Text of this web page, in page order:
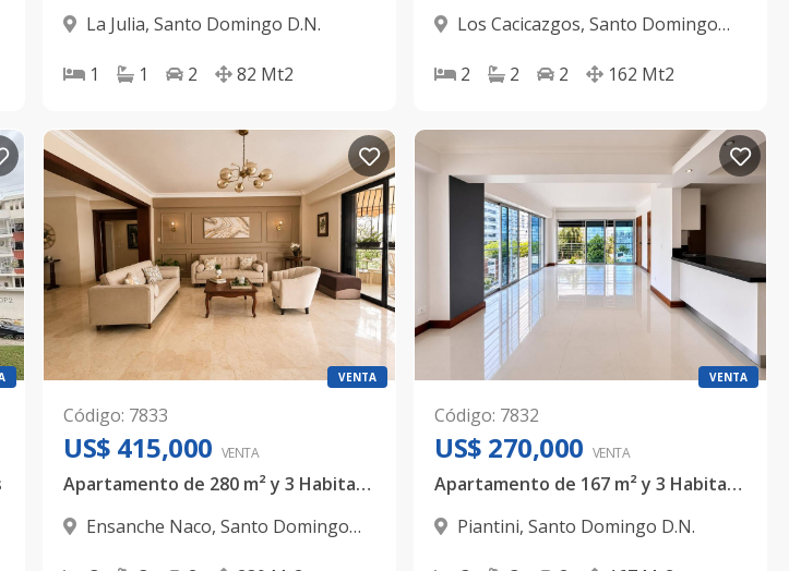
La Julia, Santo Domingo D.N.
1 1 2 82 Mt2
Los Cacicazgos, Santo Domingo
2
2 2 162 Mt2
VENTA
Código: 7833
US$ 415,000 VENTA
Apartamento de 280 m² y 3 Habitaciones en Naco – US$ 415,000
Ensanche Naco, Santo Domingo
VENTA
Código: 7832
US$ 270,000 VENTA
Apartamento de 167 m² y 3 Habitaciones en Piantini
Piantini, Santo Domingo D.N.